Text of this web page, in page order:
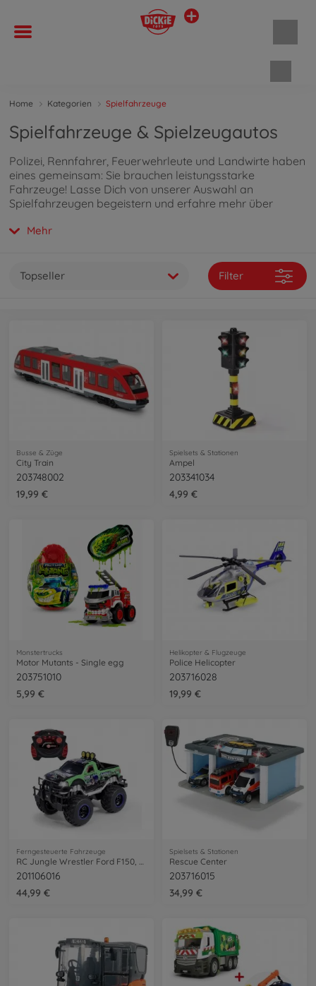
Home Kategorien Spielfahrzeuge
Spielfahrzeuge & Spielzeugautos
Polizei, Rennfahrer, Feuerwehrleute und Landwirte haben
eines gemeinsam: Sie brauchen leistungsstarke
Fahrzeuge! Lasse Dich von unserer Auswahl an
Spielfahrzeugen begeistern und erfahre mehr über
Mehr
Topseller Filter
Busse & Züge
City Train
203748002
19,99 €
Spielsets & Stationen
Ampel
203341034
4,99 €
Monstertrucks
Motor Mutants - Single egg
203751010
5,99 €
Helikopter & Flugzeuge
Police Helicopter
203716028
19,99 €
Ferngesteuerte Fahrzeuge
RC Jungle Wrestler Ford F150, RTR
201106016
44,99 €
Spielsets & Stationen
Rescue Center
203716015
34,99 €